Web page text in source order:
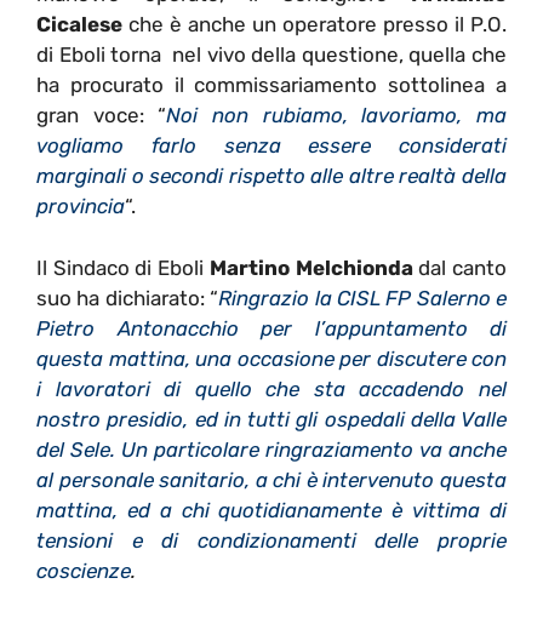
Cicalese che è anche un operatore presso il P.O.
di Eboli torna nel vivo della questione, quella che
ha procurato il commissariamento sottolinea a
gran voce: “Noi non rubiamo, lavoriamo, ma
vogliamo farlo senza essere considerati
marginali o secondi rispetto alle altre realtà della
provincia“.
Il Sindaco di Eboli Martino Melchiondadal canto
suo ha dichiarato: “Ringrazio la CISL FP Salerno e
Pietro
Antonacchio per l’appuntamento di
questa mattina, una occasione per discutere con
i lavoratori di quello che sta accadendo nel
nostro presidio, ed in tutti gli ospedali della Valle
del Sele. Un particolare ringraziamento va anche
al personale sanitario, a chi èintervenuto questa
mattina, ed a chi quotidianamenteè vittima di
tensioni e di condizionamenti delle proprie
coscienze.